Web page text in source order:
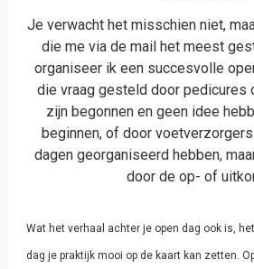
Je verwacht het misschien niet,
die me via de mail het meest
organiseer ik een succesvolle
die vraag gesteld door pedicures
zijn begonnen en geen idee
beginnen, of door
dagen georganiseerd hebben,
door de op- of
Wat het verhaal achter je open dag ook is,
dag je praktijk mooi op de kaart kan zetten.